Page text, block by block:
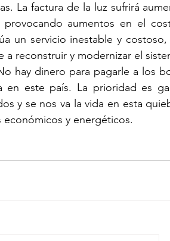
La factura de la luz sufrirá
aumentos en el
un servicio inestable y
reconstruir y modernizar el
hay dinero para pagarle a los
en este país. La prioridad es
y se nos va la vida en esta
económicos y energéticos.